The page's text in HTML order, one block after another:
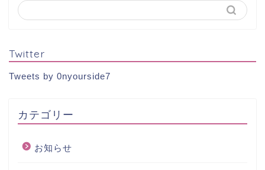
Twitter
Tweets by 0nyourside7
カテゴリー
お知らせ